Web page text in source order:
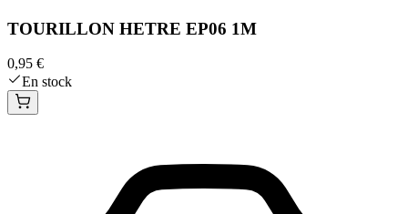
TOURILLON HETRE EP06 1M
0,95 €
En stock